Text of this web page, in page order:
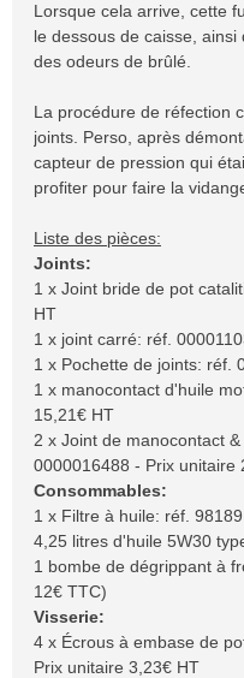
Lorsque cela arrive, cette
le dessous de caisse,
des odeurs de brûlé.
La procédure de réfection
joints. Perso, après
capteur de pression qui
profiter pour faire la
Liste des pièces:
Joints:
1 x Joint bride de pot
HT
1 x joint carré: réf.
1 x Pochette de joints: réf.
1 x manocontact d'huile
15,21€ HT
2 x Joint de manocontact
0000016488 - Prix unitaire
Consommables:
1 x Filtre à huile: réf.
4,25 litres d'huile 5W30
1 bombe de dégrippant à
12€ TTC)
Visserie:
4 x Écrous à embase de
Prix unitaire 3,23€ HT